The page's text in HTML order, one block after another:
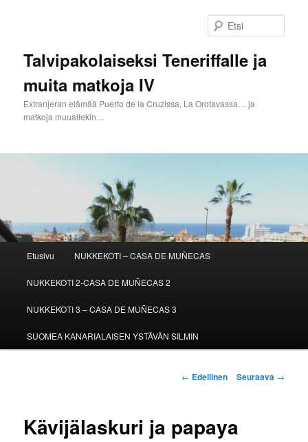
Talvipakolaiseksi Teneriffalle ja
muita matkoja IV
Extranjeran elämää Puerto de la Cruzissa, La Orotavassa… ja
matkoja muuallekin…
Etusivu NUKKEKOTI – CASA DE MUÑECAS
NUKKEKOTI 2-CASA DE MUÑECAS 2
NUKKEKOTI 3 – CASA DE MUÑECAS 3
SUOMEA KANARIALAISEN YSTÄVÄN SILMIN
Artikkelien
← Edellinen Seuraava →
Kävijälaskuri ja papaya